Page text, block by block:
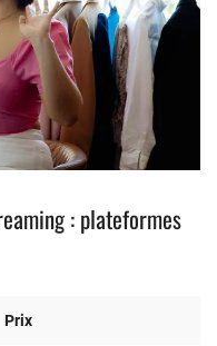
: plateformes
Prix